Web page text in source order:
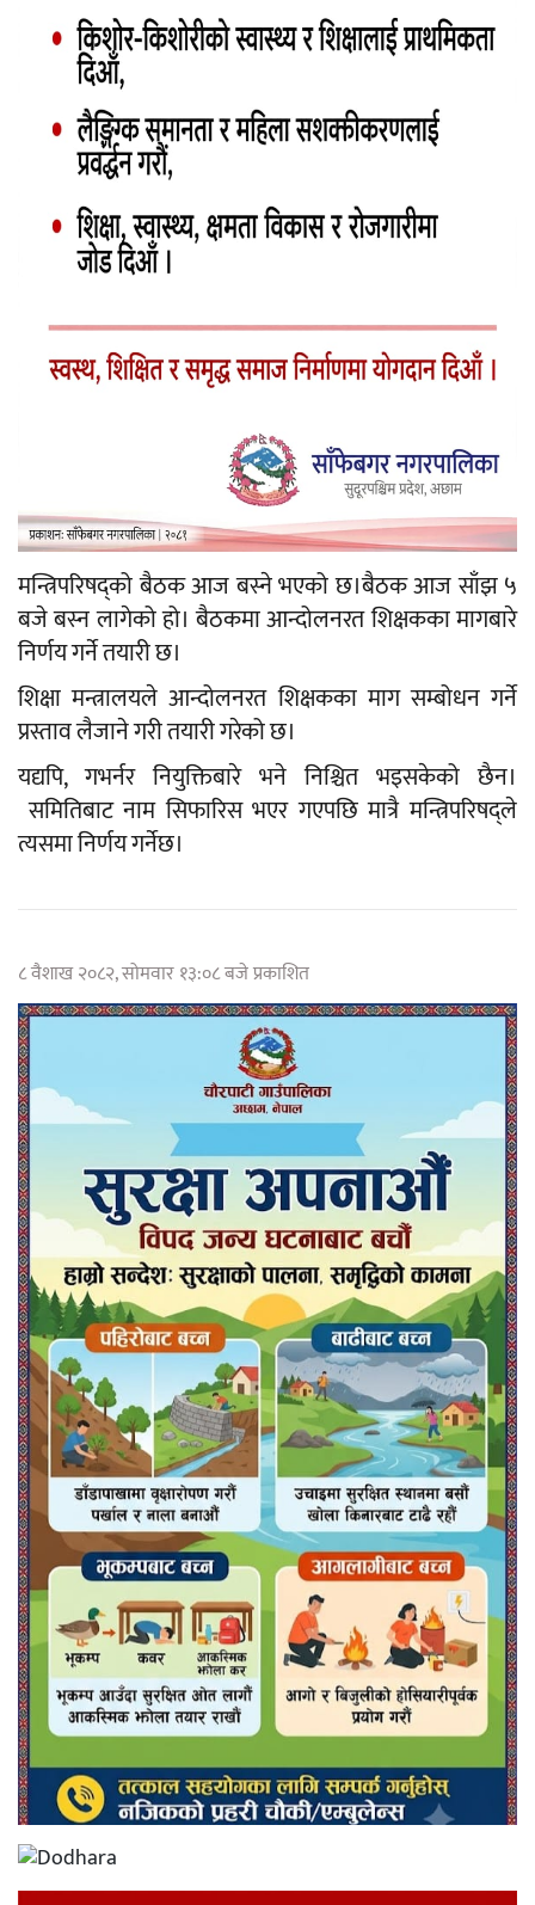
मन्त्रिपरिषद्को बैठक आज बस्ने भएको छ।बैठक आज साँझ ५
बजे बस्न लागेको हो। बैठकमा आन्दोलनरत शिक्षकका मागबारे
निर्णय गर्ने तयारी छ।
शिक्षा मन्त्रालयले आन्दोलनरत शिक्षकका माग सम्बोधन गर्ने
प्रस्ताव लैजाने गरी तयारी गरेको छ।
यद्यपि, गभर्नर नियुक्तिबारे भने निश्चित भइसकेको छैन।
समितिबाट नाम सिफारिस भएर गएपछि मात्रै मन्त्रिपरिषद्ले
त्यसमा निर्णय गर्नेछ।
८ वैशाख २०८२, सोमवार १३:०८ बजे प्रकाशित